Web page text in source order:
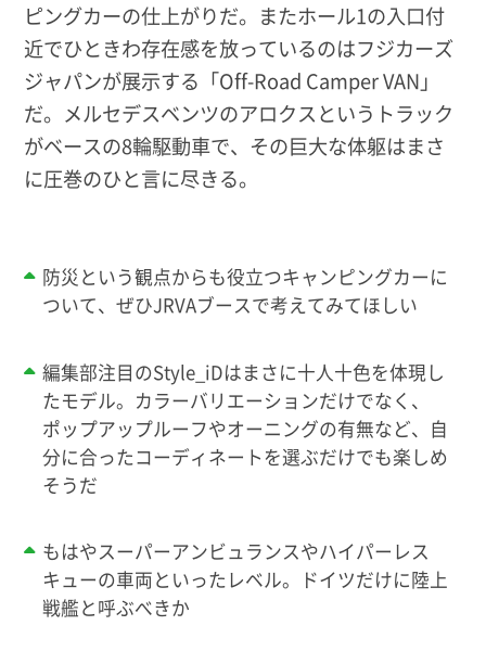
ピングカーの仕上がりだ。またホール1の入口付
近でひときわ存在感を放っているのはフジカーズ
ジャパンが展示する「Off-Road Camper VAN」
だ。メルセデスベンツのアロクスというトラック
がベースの8輪駆動車で、その巨大な体躯はまさ
に圧巻のひと言に尽きる。
防災という観点からも役立つキャンピングカーに
ついて、ぜひJRVAブースで考えてみてほしい
編集部注目のStyle_iDはまさに十人十色を体現し
たモデル。カラーバリエーションだけでなく、
ポップアップルーフやオーニングの有無など、自
分に合ったコーディネートを選ぶだけでも楽しめ
そうだ
もはやスーパーアンビュランスやハイパーレス
キューの車両といったレベル。ドイツだけに陸上
戦艦と呼ぶべきか